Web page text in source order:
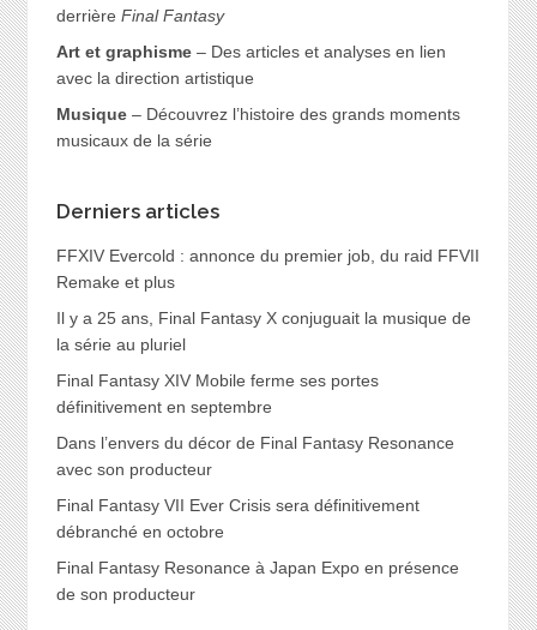
derrière Final Fantasy
Art et graphisme– Des articles et analyses en lien
avec la direction artistique
Musique– Découvrez l’histoire des grands moments
musicaux de la série
Derniers articles
FFXIV Evercold : annonce du premier job, du raid FFVII
Remake et plus
Il y a 25 ans, Final Fantasy X conjuguait la musique de
la série au pluriel
Final Fantasy XIV Mobile ferme ses portes
définitivement en septembre
Dans l’envers du décor de Final Fantasy Resonance
avec son producteur
Final Fantasy VII Ever Crisis sera définitivement
débranché en octobre
Final Fantasy Resonance à Japan Expo en présence
de son producteur